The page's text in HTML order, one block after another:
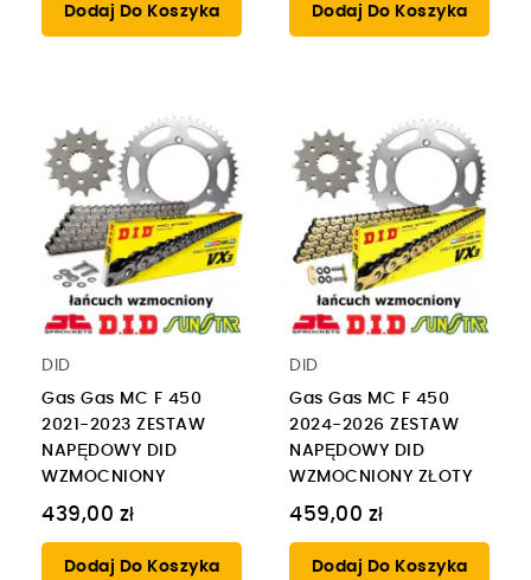
Dodaj Do Koszyka Dodaj Do Koszyka
DID
Gas Gas MC F 450
2021-2023 ZESTAW
NAPĘDOWY DID
WZMOCNIONY
439,00 zł
Dodaj Do Koszyka
DID
Gas Gas MC F 450
2024-2026 ZESTAW
NAPĘDOWY DID
WZMOCNIONY ZŁOTY
459,00 zł
Dodaj Do Koszyka